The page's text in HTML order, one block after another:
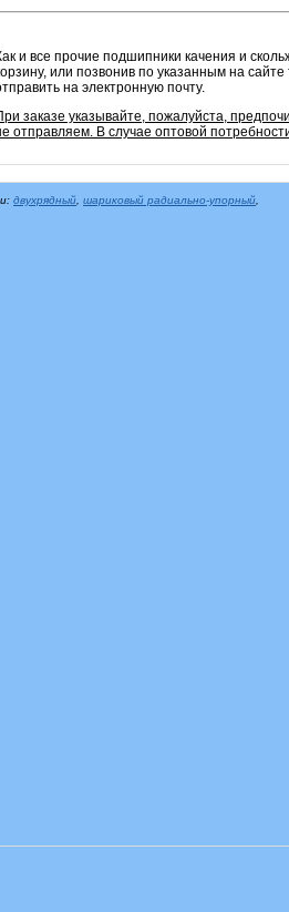
и все прочие подшипники качения и
или позвонив по указанным на
на электронную почту.
заказе указывайте, пожалуйста,
отправляем. В случае оптовой
двухрядный шариковый радиально-упорный